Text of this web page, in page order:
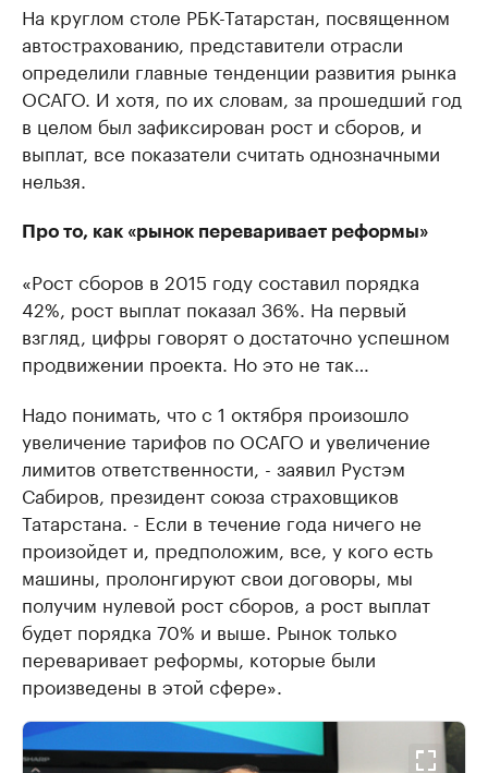
На круглом столе РБК-Татарстан, посвященном
автострахованию, представители отрасли
определили главные тенденции развития рынка
ОСАГО. И хотя, по их словам, за прошедший год
в целом был зафиксирован рост и сборов, и
выплат, все показатели считать однозначными
нельзя.
Про то, как «рынок переваривает реформы»
«Рост сборов в 2015 году составил порядка
42%, рост выплат показал 36%. На первый
взгляд, цифры говорят о достаточно успешном
продвижении проекта. Но это не так…
Надо понимать, что с 1 октября произошло
увеличение тарифов по ОСАГО и увеличение
лимитов ответственности, - заявил Рустэм
Сабиров, президент союза страховщиков
Татарстана. - Если в течение года ничего не
произойдет и, предположим, все, у кого есть
машины, пролонгируют свои договоры, мы
получим нулевой рост сборов, а рост выплат
будет порядка 70% и выше. Рынок только
переваривает реформы, которые были
произведены в этой сфере».